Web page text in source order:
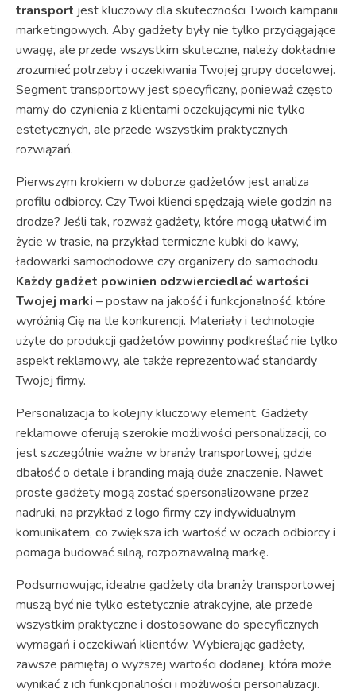
transport jest kluczowy dla skuteczności Twoich kampanii
marketingowych. Aby gadżety były nie tylko przyciągające
uwagę, ale przede wszystkim skuteczne, należy dokładnie
zrozumieć potrzeby i oczekiwania Twojej grupy docelowej.
Segment transportowy jest specyficzny, ponieważ często
mamy do czynienia z klientami oczekującymi nie tylko
estetycznych, ale przede wszystkim praktycznych
rozwiązań.
Pierwszym krokiem w doborze gadżetów jest analiza
profilu odbiorcy. Czy Twoi klienci spędzają wiele godzin na
drodze? Jeśli tak, rozważ gadżety, które mogą ułatwić im
życie w trasie, na przykład termiczne kubki do kawy,
ładowarki samochodowe czy organizery do samochodu.
Każdy gadżet powinien odzwierciedlać wartości
Twojej marki – postaw na jakość i funkcjonalność, które
wyróżnią Cię na tle konkurencji. Materiały i technologie
użyte do produkcji gadżetów powinny podkreślać nie tylko
aspekt reklamowy, ale także reprezentować standardy
Twojej firmy.
Personalizacja to kolejny kluczowy element. Gadżety
reklamowe oferują szerokie możliwości personalizacji, co
jest szczególnie ważne w branży transportowej, gdzie
dbałość o detale i branding mają duże znaczenie. Nawet
proste gadżety mogą zostać spersonalizowane przez
nadruki, na przykład z logo firmy czy indywidualnym
komunikatem, co zwiększa ich wartość w oczach odbiorcy i
pomaga budować silną, rozpoznawalną markę.
Podsumowując, idealne gadżety dla branży transportowej
muszą być nie tylko estetycznie atrakcyjne, ale przede
wszystkim praktyczne i dostosowane do specyficznych
wymagań i oczekiwań klientów. Wybierając gadżety,
zawsze pamiętaj o wyższej wartości dodanej, która może
wynikać z ich funkcjonalności i możliwości personalizacji.